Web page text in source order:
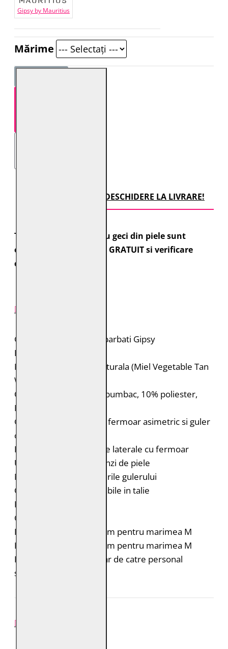
Gipsy by Mauritius
Mărime
TRANSPORT CU DESCHIDERE LA LIVRARE!
Toate comenzile pentru geci din piele sunt
expediate cu transport GRATUIT si verificare
colet.
Geaca de piele pentru barbati Gipsy
Brand: Gipsy 2.0
Material: 100% piele naturala (Miel Vegetable Tan
Washed)
Captuseala: Corp: 90% bumbac, 10% poliester,
Maneci: 100% poliester
Geaca de piele biker cu fermoar asimetric si guler
cu rever
Doua buzunare verticale laterale cu fermoar
Umeri accentuati cu benzi de piele
Nituri metalice pe varfurile gulerului
Catarame laterale reglabile in talie
Fermoar la maneci
Croiala: Slim Fit
Lungimea spatelui: 64 cm pentru marimea M
Lungimea manecii: 68 cm pentru marimea M
Intretinere: Spalare doar de catre personal
specializat